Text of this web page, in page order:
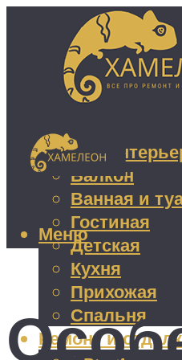
Дизайн
Балкон
Ванная и
Гостиная
Детская
Кухня
Прихожая
Спальня
Ремонт и
Меню